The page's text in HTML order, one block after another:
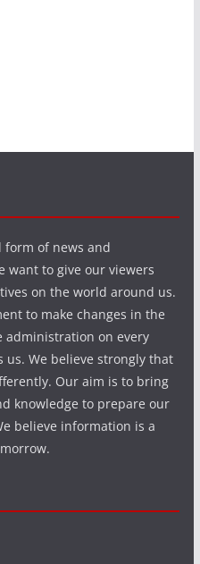
form of news and
want to give our viewers
on the world around us.
to make changes in the
administration on every
We believe strongly that
Our aim is to bring
knowledge to prepare our
believe information is a